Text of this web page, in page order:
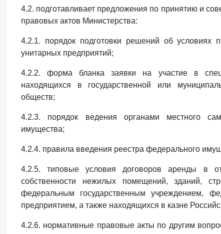
4.2. подготавливает предложения по принятию и
правовых актов Министерства:
4.2.1. порядок подготовки решений об условиях
унитарных предприятий;
4.2.2. форма бланка заявки на участие в
находящихся в государственной или
обществ;
4.2.3. порядок ведения органами местного
имущества;
4.2.4. правила введения реестра федерального
4.2.5. типовые условия договоров аренды в
собственности нежилых помещений, зданий,
федеральным государственным учреждением,
предприятием, а также находящихся в казне
4.2.6. нормативные правовые акты по другим